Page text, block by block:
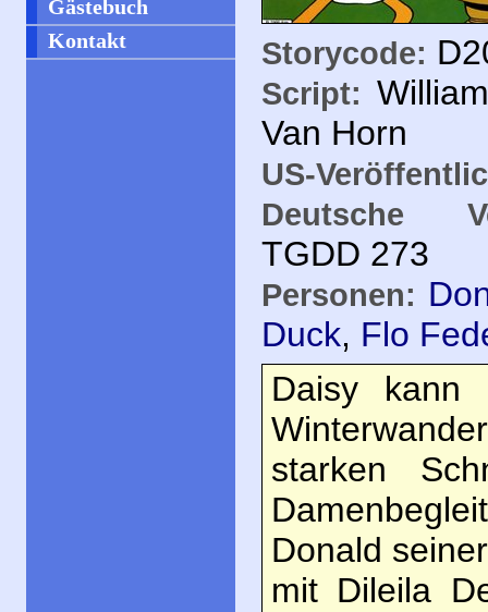
Gästebuch
Kontakt
Storycode:
Script:
Van Horn
US-
Deutsche
TGDD 273
Personen:
Duck, Flo
Daisy kann
starken
Donald
mit Dileila